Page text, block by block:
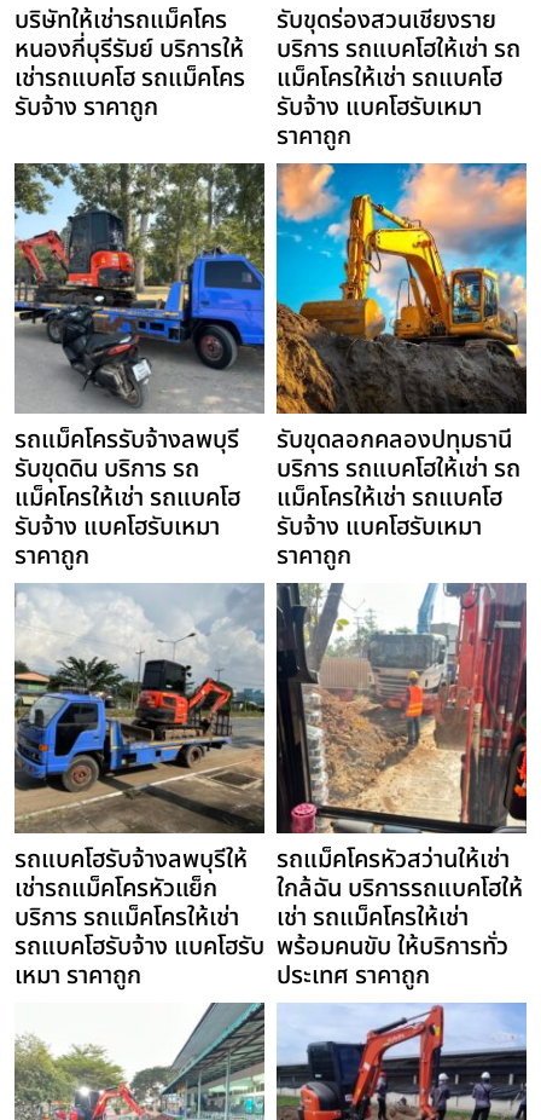
บริษัทให้เช่ารถแม็คโคร
หนองกี่บุรีรัมย์ บริการให้
เช่ารถแบคโฮ รถแม็คโคร
รับจ้าง ราคาถูก
รับขุดร่องสวนเชียงราย
บริการ รถแบคโฮให้เช่า รถ
แม็คโครให้เช่า รถแบคโฮ
รับจ้าง แบคโฮรับเหมา
ราคาถูก
รถแม็คโครรับจ้างลพบุรี
รับขุดดิน บริการ รถ
แม็คโครให้เช่า รถแบคโฮ
รับจ้าง แบคโฮรับเหมา
ราคาถูก
รับขุดลอกคลองปทุมธานี
บริการ รถแบคโฮให้เช่า รถ
แม็คโครให้เช่า รถแบคโฮ
รับจ้าง แบคโฮรับเหมา
ราคาถูก
รถแบคโฮรับจ้างลพบุรีให้
เช่ารถแม็คโครหัวแย็ก
บริการ รถแม็คโครให้เช่า
รถแบคโฮรับจ้าง แบคโฮรับ
เหมา ราคาถูก
รถแม็คโครหัวสว่านให้เช่า
ใกล้ฉัน บริการรถแบคโฮให้
เช่า รถแม็คโครให้เช่า
พร้อมคนขับ ให้บริการทั่ว
ประเทศ ราคาถูก